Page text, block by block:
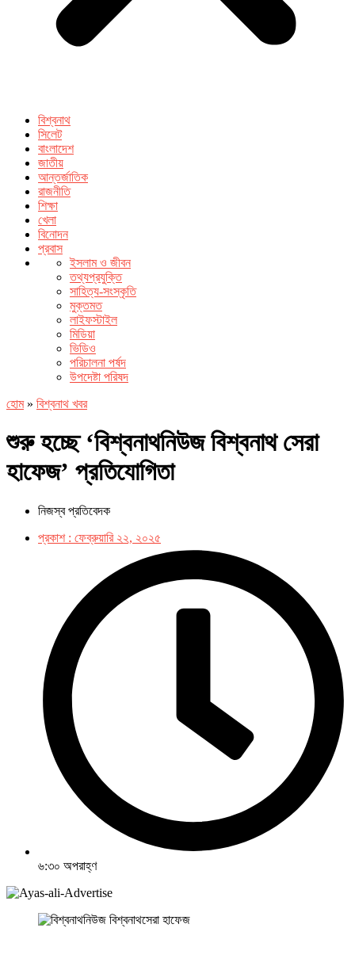
বিশ্বনাথ
সিলেট
বাংলাদেশ
জাতীয়
আন্তর্জাতিক
রাজনীতি
শিক্ষা
খেলা
বিনোদন
প্রবাস
ইসলাম ও জীবন
তথ্যপ্রযুক্তি
সাহিত্য-সংস্কৃতি
মুক্তমত
লাইফস্টাইল
মিডিয়া
ভিডিও
পরিচালনা পর্ষদ
উপদেষ্টা পরিষদ
হোম» বিশ্বনাথ খবর
শুরু হচ্ছে ‘বিশ্বনাথনিউজ বিশ্বনাথ সেরা
হাফেজ’ প্রতিযোগিতা
নিজস্ব প্রতিবেদক
প্রকাশ : ফেব্রুয়ারি ২২, ২০২৫
৬:৩০ অপরাহ্ণ